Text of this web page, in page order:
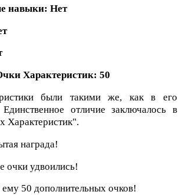
навыки: Нет
Характеристик: 50
были такими же, как в его
отличие заключалось в
Характеристик".
награда!
очки удвоились!
50 дополнительных очков!